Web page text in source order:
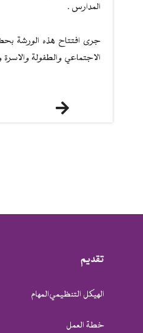
المدارس .
جرى افتتاح هذه الورشة
الاجتماعي والطفولة والاسرة
تقديم
الهيكل التنظيميالمهام
خطة العمل